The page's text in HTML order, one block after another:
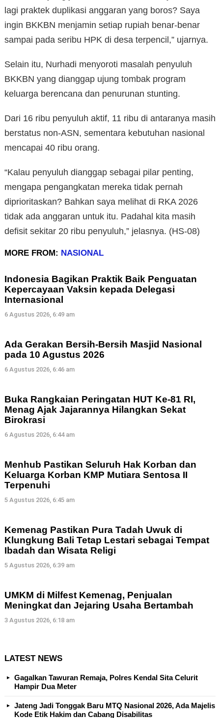
lagi praktek duplikasi anggaran yang boros? Saya
ingin BKKBN menjamin setiap rupiah benar-benar
sampai pada seribu HPK di desa terpencil,” ujarnya.
Selain itu, Nurhadi menyoroti masalah penyuluh
BKKBN yang dianggap ujung tombak program
keluarga berencana dan penurunan stunting.
Dari 16 ribu penyuluh aktif, 11 ribu di antaranya masih
berstatus non-ASN, sementara kebutuhan nasional
mencapai 40 ribu orang.
“Kalau penyuluh dianggap sebagai pilar penting,
mengapa pengangkatan mereka tidak pernah
diprioritaskan? Bahkan saya melihat di RKA 2026
tidak ada anggaran untuk itu. Padahal kita masih
defisit sekitar 20 ribu penyuluh,” jelasnya. (HS-08)
MORE FROM: NASIONAL
Indonesia Bagikan Praktik Baik Penguatan
Kepercayaan Vaksin kepada Delegasi
Internasional
6 Agustus 2026, 6:49 am
Ada Gerakan Bersih-Bersih Masjid Nasional
pada 10 Agustus 2026
6 Agustus 2026, 6:46 am
Buka Rangkaian Peringatan HUT Ke-81 RI,
Menag Ajak Jajarannya Hilangkan Sekat
Birokrasi
6 Agustus 2026, 6:44 am
Menhub Pastikan Seluruh Hak Korban dan
Keluarga Korban KMP Mutiara Sentosa II
Terpenuhi
5 Agustus 2026, 6:45 am
Kemenag Pastikan Pura Tadah Uwuk di
Klungkung Bali Tetap Lestari sebagai Tempat
Ibadah dan Wisata Religi
5 Agustus 2026, 6:39 am
UMKM di Milfest Kemenag, Penjualan
Meningkat dan Jejaring Usaha Bertambah
3 Agustus 2026, 6:18 am
LATEST NEWS
Gagalkan Tawuran Remaja, Polres Kendal Sita Celurit
Hampir Dua Meter
Jateng Jadi Tonggak Baru MTQ Nasional 2026, Ada Majelis
Kode Etik Hakim dan Cabang Disabilitas